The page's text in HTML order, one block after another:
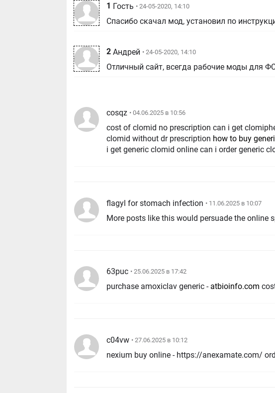
1 Гость • 24-05-2020, 14:10
Спасибо скачал мод, установил по
2 Андрей • 24-05-2020, 14:10
Отличный сайт, всегда рабочие моды для
cosqz • 04.06.2025 в 10:56
cost of clomid no prescription can i get
clomid without dr prescription how to buy
i get generic clomid online can i order generic
flagyl for stomach infection • 11.06.2025 в 10:07
More posts like this would persuade the online
63puc • 25.06.2025 в 17:42
purchase amoxiclav generic - atbioinfo.com
c04vw • 27.06.2025 в 10:12
nexium buy online - https://anexamate.com/